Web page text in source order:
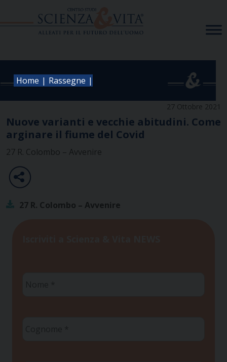
Home | Rassegne |
27 Ottobre 2021
Nuove varianti e vecchie abitudini. Come
arginare il fiume del Covid
27 R. Colombo – Avvenire
27 R. Colombo – Avvenire